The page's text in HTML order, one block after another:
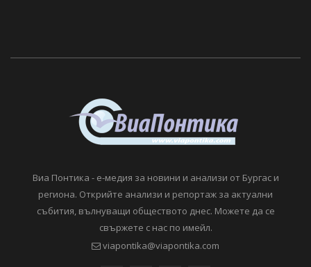
Виа Понтика - е-медия за новини и анализи от Бургас и
региона. Открийте анализи и репортаж за актуални
събития, вълнуващи обществото днес. Можете да се
свържете с нас по имейл.
viapontika@viapontika.com